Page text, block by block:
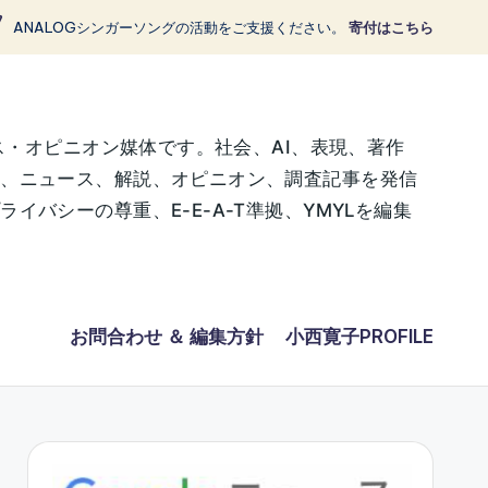
ANALOGシンガーソングの活動をご支援ください。 寄付はこちら
オピニオン媒体です。社会、AI、表現、著作
ニュース、解説、オピニオン、調査記事を発信
イバシーの尊重、E-E-A-T準拠、YMYLを編集
お問合わせ ＆ 編集方針 小西寛子PROFILE